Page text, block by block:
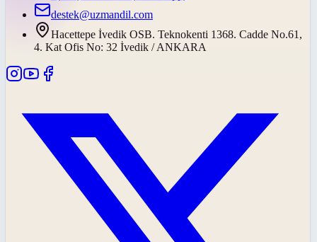
destek@uzmandil.com
Hacettepe İvedik OSB. Teknokenti 1368. Cadde No.61,
4. Kat Ofis No: 32 İvedik / ANKARA